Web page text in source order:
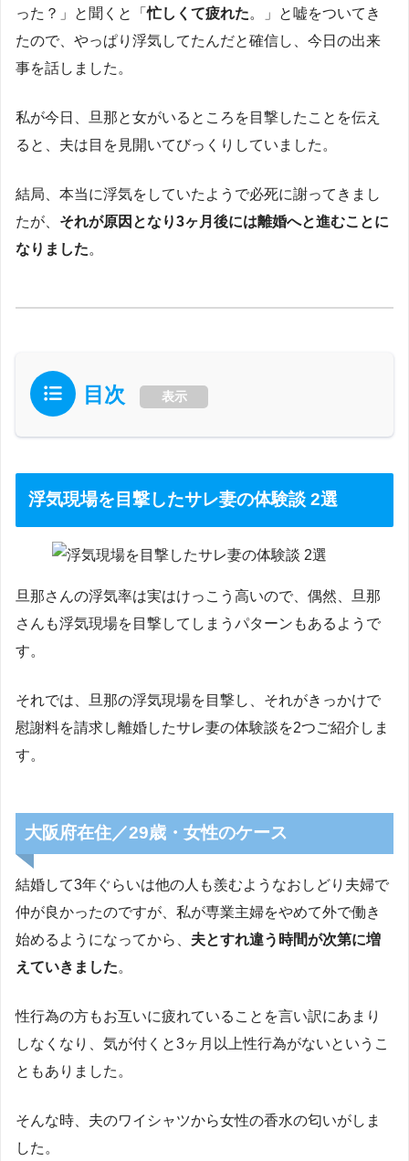
った？」と聞くと「忙しくて疲れた。」と嘘をついてき
たので、やっぱり浮気してたんだと確信し、今日の出来
事を話しました。
私が今日、旦那と女がいるところを目撃したことを伝え
ると、夫は目を見開いてびっくりしていました。
結局、本当に浮気をしていたようで必死に謝ってきまし
たが、 それが原因となり3ヶ月後には離婚へと進むことに
なりました。
目次 表示
浮気現場を目撃したサレ妻の体験談 2選
旦那さんの浮気率は実はけっこう高いので、偶然、旦那
さんも浮気現場を目撃してしまうパターンもあるようで
す。
それでは、旦那の浮気現場を目撃し、それがきっかけで
慰謝料を請求し離婚したサレ妻の体験談を2つご紹介しま
す。
大阪府在住／29歳・女性のケース
結婚して3年ぐらいは他の人も羨むようなおしどり夫婦で
仲が良かったのですが、私が専業主婦をやめて外で働き
始めるようになってから、 夫とすれ違う時間が次第に増
えていきました。
性行為の方もお互いに疲れていることを言い訳にあまり
しなくなり、気が付くと3ヶ月以上性行為がないというこ
ともありました。
そんな時、夫のワイシャツから女性の香水の匂いがしま
した。